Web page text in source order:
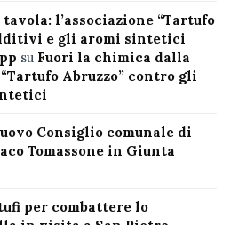
l’associazione “Tartufo
e gli aromi sintetici
su Fuori la chimica dalla
Abruzzo” contro gli
Consiglio comunale di
Tomassone in Giunta
per combattere lo